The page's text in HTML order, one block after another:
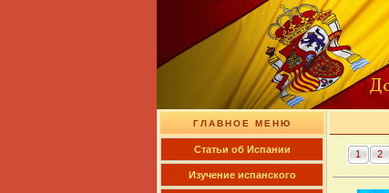
ГЛАВНОЕ МЕНЮ
Cтатьи об Испании
Изучение испанского
1 2